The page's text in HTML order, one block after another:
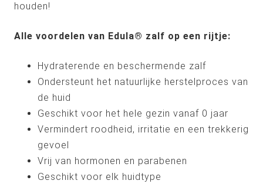
houden!
Alle voordelen van Edula® zalf op een rijtje:
Hydraterende en beschermende zalf
Ondersteunt het natuurlijke herstelproces van
de huid
Geschikt voor het hele gezin vanaf 0 jaar
Vermindert roodheid, irritatie en een trekkerig
gevoel
Vrij van hormonen en parabenen
Geschikt voor elk huidtype